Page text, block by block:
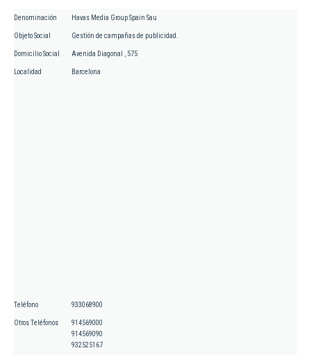
Denominación Havas Media Group Spain Sau
Objeto Social Gestión de campañas de publicidad.
Domicilio Social Avenida Diagonal , 575
Localidad Barcelona
Teléfono 933068900
Otros Teléfonos
914569000
914569090
932525167